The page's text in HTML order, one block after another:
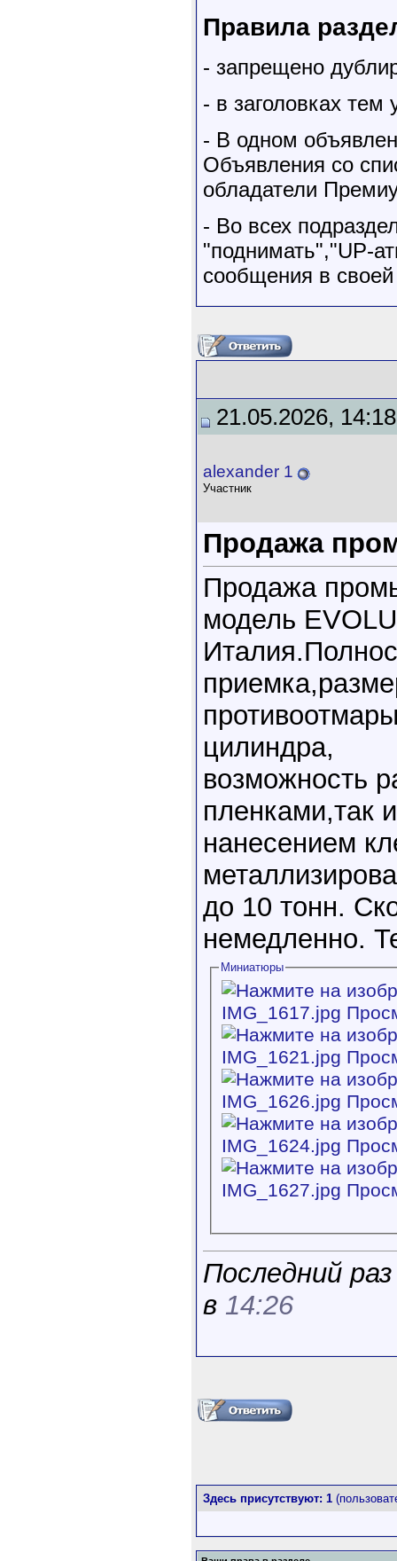
Правила
- запрещено
- в заголовках тем
- В одном
Объявления со
обладатели
- Во всех
"поднимать","UP-
сообщения в
21.05.2026, 14:18
alexander 1
Участник
Продажа
Продажа
модель
цилиндра,
возможность
пленками,так
нанесением
до 10 тонн.
немедленно.
Миниатюры
Последний
в 14:26
Здесь присутствуют: 1